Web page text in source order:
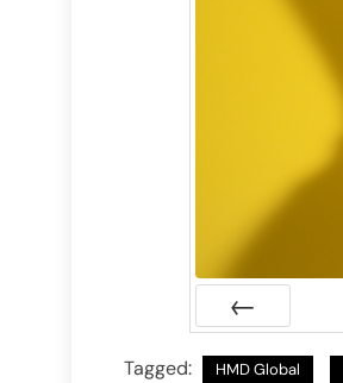
Tagged: HMD Global